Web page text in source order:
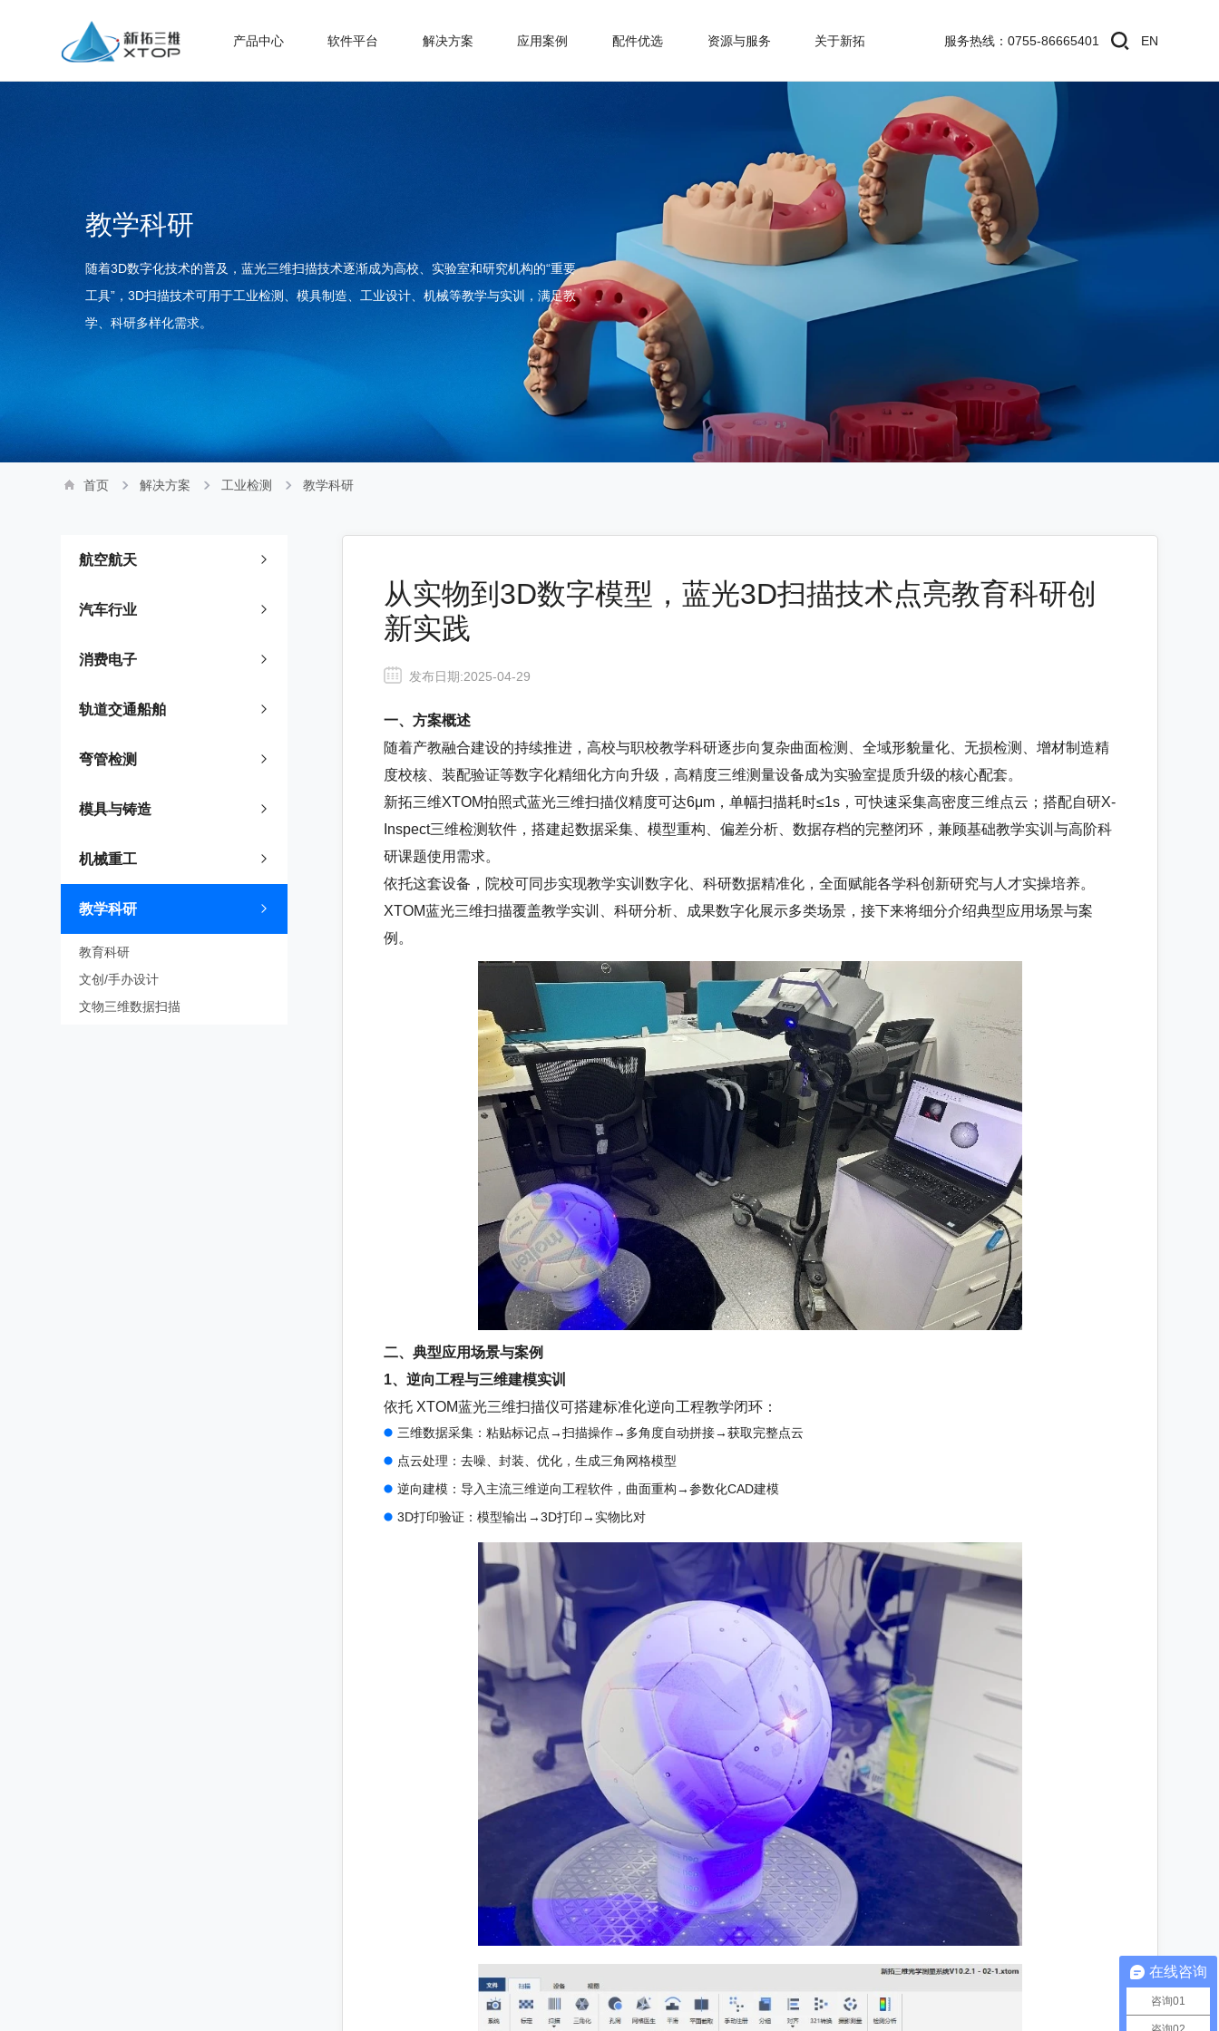
产品中心 软件平台 解决方案 应用案例 配件优选 资源与服务 关于新拓 服务热线：0755-86665401 EN
教学科研
随着3D数字化技术的普及，蓝光三维扫描技术逐渐成为高校、实验室和研究机构的“重要
工具”，3D扫描技术可用于工业检测、模具制造、工业设计、机械等教学与实训，满足教
学、科研多样化需求。
首页 解决方案 工业检测 教学科研
航空航天
汽车行业
消费电子
轨道交通船舶
弯管检测
模具与铸造
机械重工
教学科研
教育科研
文创/手办设计
文物三维数据扫描
从实物到3D数字模型，蓝光3D扫描技术点亮教育科研创
新实践
发布日期:2025-04-29
一、方案概述
随着产教融合建设的持续推进，高校与职校教学科研逐步向复杂曲面检测、全域形貌量化、无损检测、增材制造精
度校核、装配验证等数字化精细化方向升级，高精度三维测量设备成为实验室提质升级的核心配套。
新拓三维XTOM拍照式蓝光三维扫描仪精度可达6μm，单幅扫描耗时≤1s，可快速采集高密度三维点云；搭配自研X-
Inspect三维检测软件，搭建起数据采集、模型重构、偏差分析、数据存档的完整闭环，兼顾基础教学实训与高阶科
研课题使用需求。
依托这套设备，院校可同步实现教学实训数字化、科研数据精准化，全面赋能各学科创新研究与人才实操培养。
XTOM蓝光三维扫描覆盖教学实训、科研分析、成果数字化展示多类场景，接下来将细分介绍典型应用场景与案
例。
二、典型应用场景与案例
1、逆向工程与三维建模实训
依托 XTOM蓝光三维扫描仪可搭建标准化逆向工程教学闭环：
三维数据采集：粘贴标记点→扫描操作→多角度自动拼接→获取完整点云
点云处理：去噪、封装、优化，生成三角网格模型
逆向建模：导入主流三维逆向工程软件，曲面重构→参数化CAD建模
3D打印验证：模型输出→3D打印→实物比对
在线咨询
咨询01